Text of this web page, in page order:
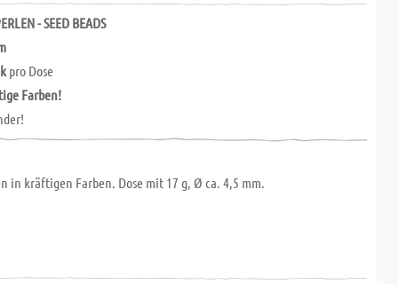
- SEED BEADS
pro Dose
Farben!
in kräftigen Farben. Dose mit 17 g, Ø ca. 4,5 mm.